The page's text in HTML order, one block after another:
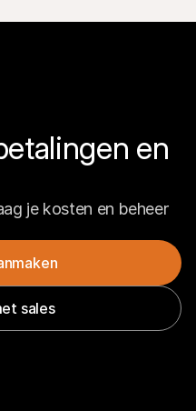
en
je kosten en beheer
sales